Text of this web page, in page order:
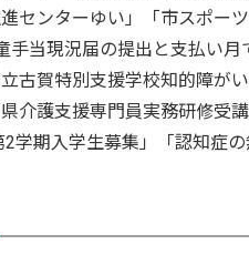
センターゆい」「市スポー
手当現況届の提出と支払い月
立古賀特別支援学校知的障
介護支援専門員実務研修受
2学期入学生募集」「認知症の